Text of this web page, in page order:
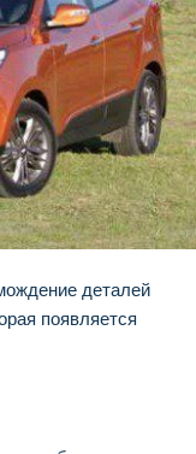
деталей
появляется